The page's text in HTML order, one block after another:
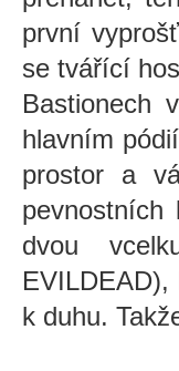
první
se tvářící
Bastionech
hlavním
prostor a
dvou
k duhu.